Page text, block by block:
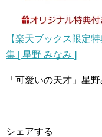
【楽天ブックス限定
集 [ 星野 みなみ ]
「可愛いの天才」星
シェアする